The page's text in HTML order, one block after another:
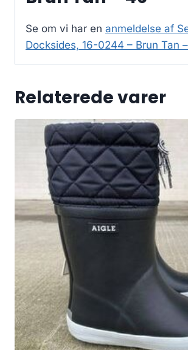
Se om vi har en anmeldelse af
Docksides, 16-0244 – Brun Tan
Relaterede varer